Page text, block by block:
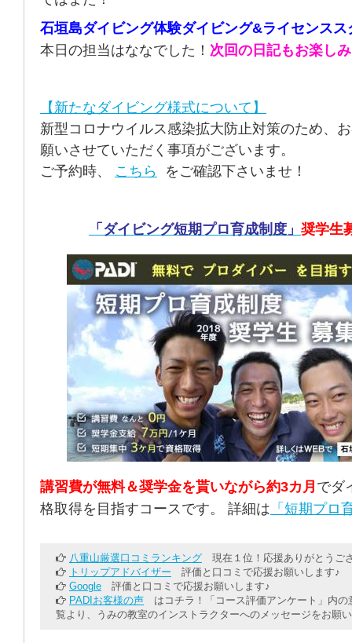
石垣島ダイビング体験ダイビング&ライセンスス
本日の担当はななでした！ 次回の日記もお楽し
【新たなダイビング様式について】
新型コロナウイルス感染拡大防止対策のため、
願いさせていただく事項がございます。
ご予約時、 こちら をご確認下さいませ！
「ダイビング短期プロ育成制度」 奨学生
講習費が無料＆奨学金を貰いながら約3カ月 でダ
格取得を目指すコースです。 詳細は 「短期プロ
八重山厳選口コミランキング 現在１位！応援ありがとうご
トリップアドバイザー 評価と口コミで応援お願いします♪
Google 評価と口コミで応援お願いします♪
PADIお客様の声 はコチラ！「コース評価アンケート」内の
覧より、うみの教室のインストラクターへのメッセージをお願